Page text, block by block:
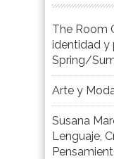
The Room
identidad y
Spring/
Arte y
Susana
Lenguaje,